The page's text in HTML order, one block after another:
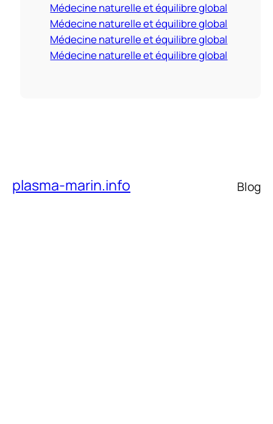
Médecine naturelle et équilibre global
Médecine naturelle et équilibre global
Médecine naturelle et équilibre global
Médecine naturelle et équilibre global
plasma-marin.info Blog